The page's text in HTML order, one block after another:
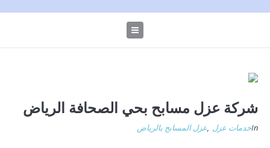
شركة عزل مسابح بحي الصحافة الرياض
Inخدمات عزل ,عزل المسابح بالرياض